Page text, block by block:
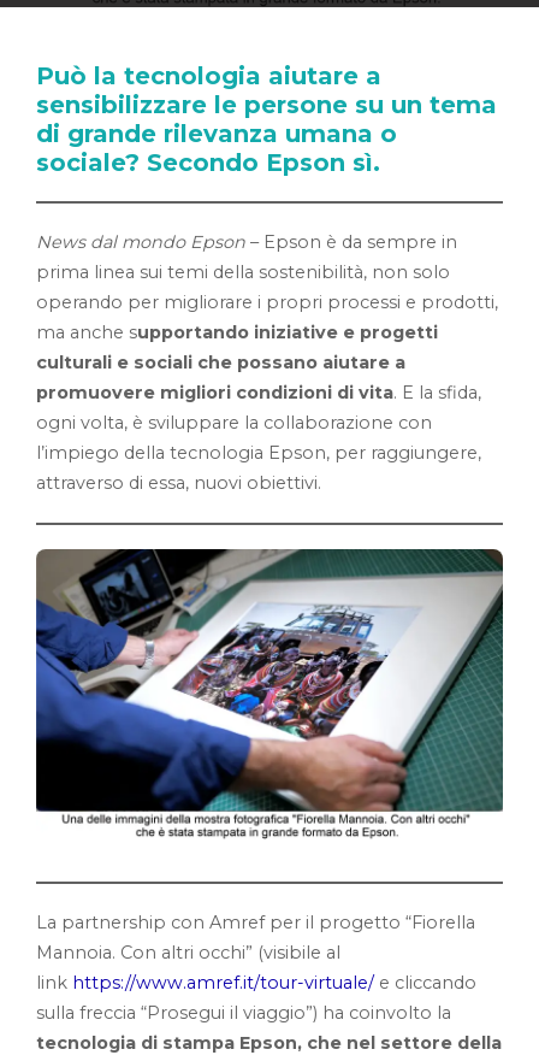
Può la tecnologia aiutare a
sensibilizzare le persone su un tema
di grande rilevanza umana o
sociale? Secondo Epson sì.
News dal mondo Epson – Epson è da sempre in
prima linea sui temi della sostenibilità, non solo
operando per migliorare i propri processi e prodotti,
ma anche supportando iniziative e progetti
culturali e sociali che possano aiutare a
promuovere migliori condizioni di vita. E la sfida,
ogni volta, è sviluppare la collaborazione con
l’impiego della tecnologia Epson, per raggiungere,
attraverso di essa, nuovi obiettivi.
La partnership con Amref per il progetto “Fiorella
Mannoia. Con altri occhi” (visibile al
link https://www.amref.it/tour-virtuale/e cliccando
sulla freccia “Prosegui il viaggio”) ha coinvolto la
tecnologia di stampa Epson, che nel settore della